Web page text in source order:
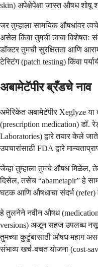
skin) अपेक्षेपेक्षा जास्त औषध शोषू
जर तुम्हाला सामयिक औषधांवर
असेल किंवा तुमची त्वचा विशेषतः
डॉक्टर तुमची सुरक्षितता आणि
टेस्टिंग (patch testing) किंवा
अबामेटॅपीर ब्रँडचे नाव
अमेरिकेत अबामेटॅपीर Xeglyze
(prescription medication) डॉ.
Laboratories) द्वारे तयार केले
उपचारांसाठी FDA द्वारे
जेव्हा तुम्हाला तुमचे औषध मिळेल,
दिसेल, तसेच “abametapir” हे
घटक आणि औषधाचा संदर्भ (refer)
हे तुलनेने नवीन औषध
versions) अजून सहज उपलब्ध नसू
तुमच्या कुटुंबासाठी औषध महाग
संभाव्य खर्च-बचत योजना (cost-